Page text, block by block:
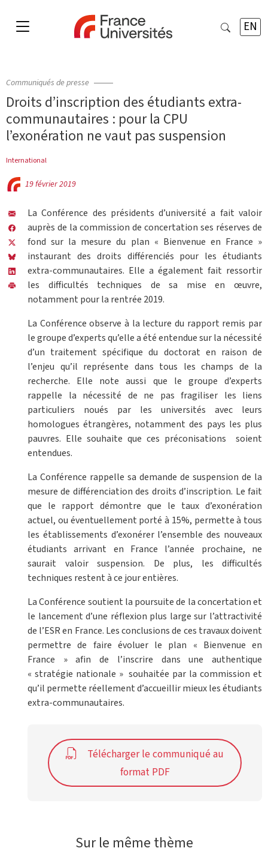
EN
Communiqués de presse
Droits d’inscription des étudiants extra-
communautaires : pour la CPU
l’exonération ne vaut pas suspension
International
19 février 2019
La Conférence des présidents d’université a fait valoir
auprès de la commission de concertation ses réserves de
fond sur la mesure du plan « Bienvenue en France »
instaurant des droits différenciés pour les étudiants
extra-communautaires. Elle a également fait ressortir
les difficultés techniques de sa mise en œuvre,
notamment pour la rentrée 2019.
La Conférence observe à la lecture du rapport remis par
le groupe d’experts qu’elle a été entendue sur la nécessité
d’un traitement spécifique du doctorat en raison de
l’enjeu qu’il représente dans tous les champs de la
recherche. Elle note aussi que le groupe d’experts
rappelle la nécessité de ne pas fragiliser les liens
particuliers noués par les universités avec leurs
homologues étrangères, notamment des pays les plus
pauvres. Elle souhaite que ces préconisations soient
entendues.
La Conférence rappelle sa demande de suspension de la
mesure de différenciation des droits d’inscription. Le fait
que le rapport démontre que le taux d’exonération
actuel, ou éventuellement porté à 15%, permette à tous
les établissements d’exonérer l’ensemble des nouveaux
étudiants arrivant en France l’année prochaine, ne
saurait valoir suspension. De plus, les difficultés
techniques restent à ce jour entières.
La Conférence soutient la poursuite de la concertation et
le lancement d’une réflexion plus large sur l’attractivité
de l’ESR en France. Les conclusions de ces travaux doivent
permettre de faire évoluer le plan « Bienvenue en
France » afin de l’inscrire dans une authentique
« stratégie nationale » souhaitée par la commission et
qu’il permette réellement d’accueillir mieux les étudiants
extra-communautaires.
Télécharger le communiqué au
format PDF
Sur le même thème